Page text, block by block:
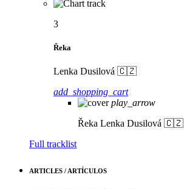
3
Řeka
Lenka Dusilová 🇨🇿
add_shopping_cart
play_arrow
Řeka Lenka Dusilová 🇨🇿
Full tracklist
ARTICLES / ARTÍCULOS